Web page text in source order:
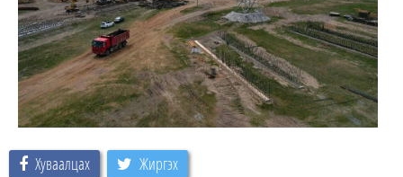
Хуваалцах Жиргэх